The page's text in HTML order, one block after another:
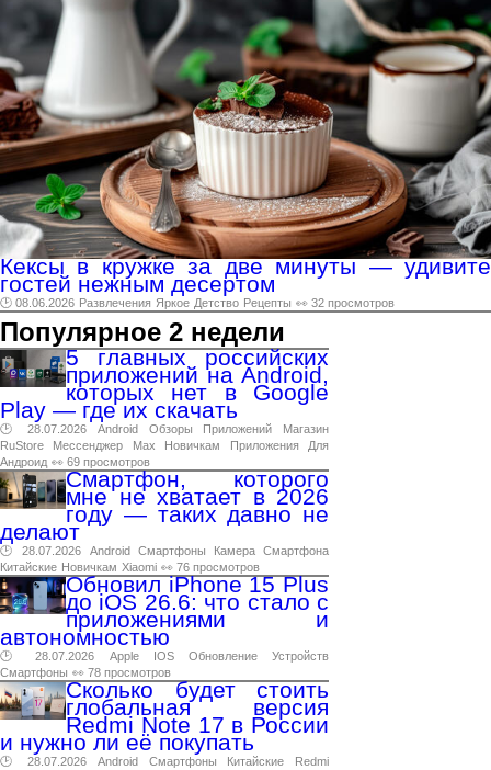
Кексы в кружке за две минуты — удивите
гостей нежным десертом
🕑 08.06.2026 Развлечения Яркое Детство Рецепты 👀 32 просмотров
Популярное 2 недели
5 главных российских
приложений на Android,
которых нет в Google
Play — где их скачать
🕑 28.07.2026 Android Обзоры Приложений
Магазин
RuStore
Мессенджер Max Новичкам Приложения
Для
Андроид 👀 69 просмотров
Смартфон, которого
мне не хватает в 2026
году — таких давно не
делают
🕑 28.07.2026 Android Смартфоны Камера Смартфона
Китайские Новичкам Xiaomi 👀 76 просмотров
Обновил iPhone 15 Plus
до iOS 26.6: что стало с
приложениями и
автономностью
🕑 28.07.2026 Apple IOS Обновление
Устройств
Смартфоны 👀 78 просмотров
Сколько будет стоить
глобальная версия
Redmi Note 17 в России
и нужно ли её покупать
🕑 28.07.2026 Android Смартфоны Китайские
Redmi